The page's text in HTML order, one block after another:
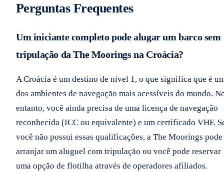
Perguntas Frequentes
Um iniciante completo pode alugar um barco sem
tripulação da The Moorings na Croácia?
A Croácia é um destino de nível 1, o que significa que é
dos ambientes de navegação mais acessíveis do mundo.
entanto, você ainda precisa de uma licença de navegação
reconhecida (ICC ou equivalente) e um certificado VHF.
você não possui essas qualificações, a The Moorings pode
arranjar um aluguel com tripulação ou você pode reservar
uma opção de flotilha através de operadores afiliados.